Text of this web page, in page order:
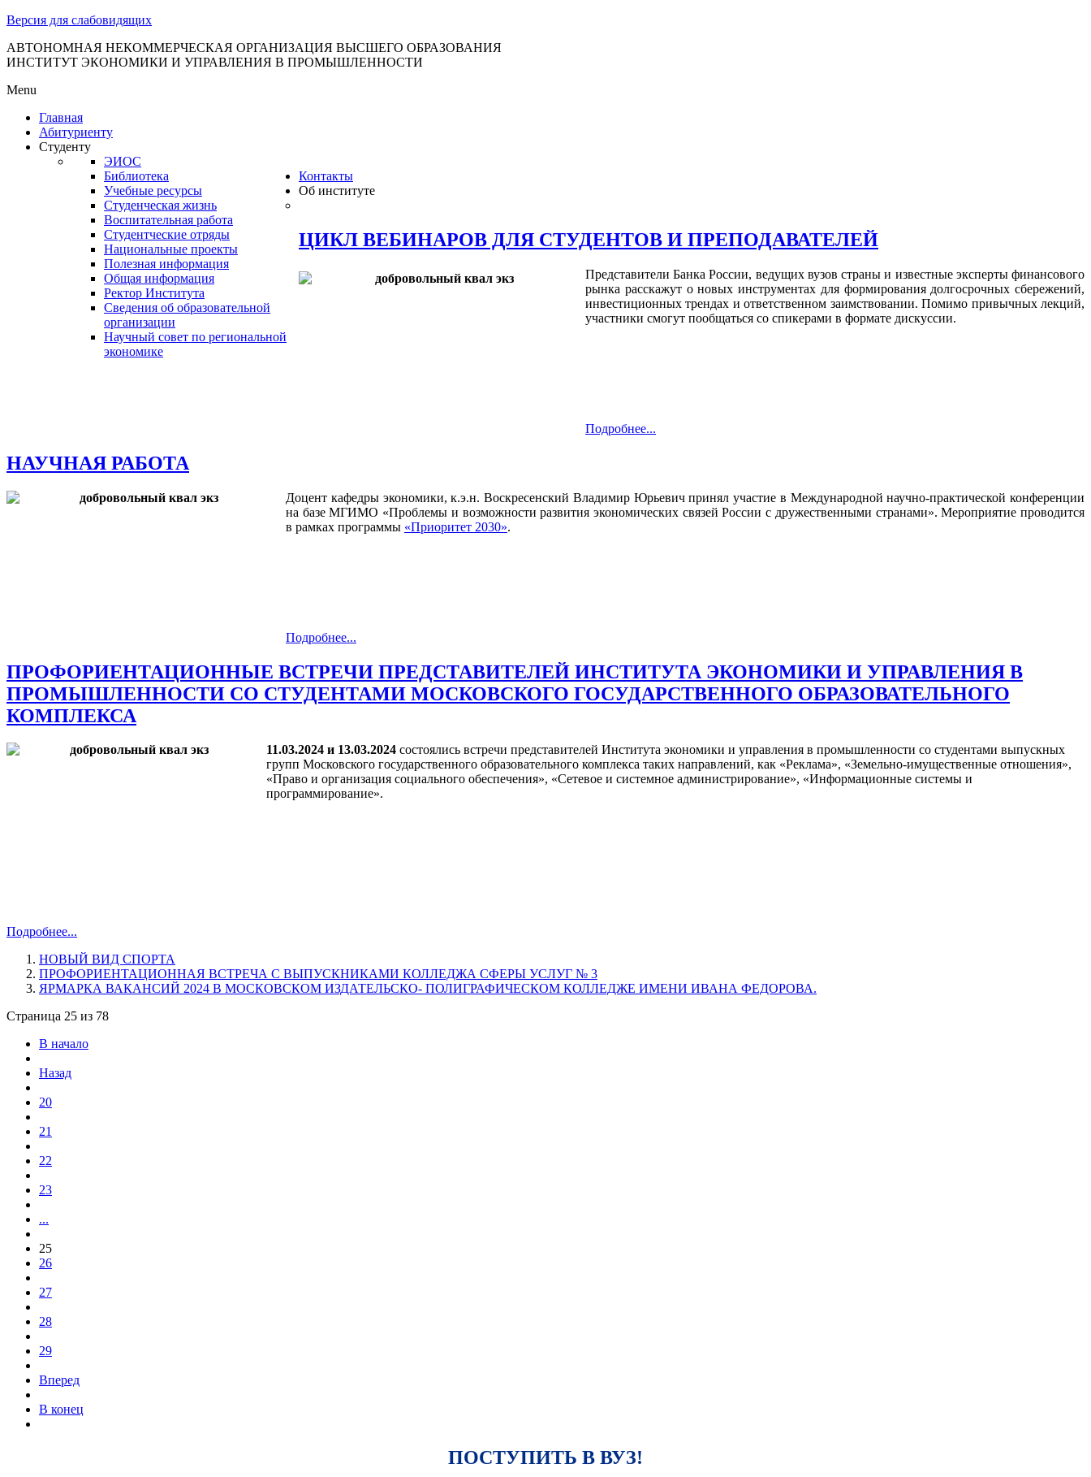
Версия для слабовидящих
АВТОНОМНАЯ НЕКОММЕРЧЕСКАЯ ОРГАНИЗАЦИЯ ВЫСШЕГО ОБРАЗОВАНИЯ
ИНСТИТУТ ЭКОНОМИКИ И УПРАВЛЕНИЯ В ПРОМЫШЛЕННОСТИ
Menu
Главная
Абитуриенту
Студенту
ЭИОС
Библиотека
Учебные ресурсы
Студенческая жизнь
Воспитательная работа
Студентческие отряды
Национальные проекты
Полезная информация
Контакты
Об институте
Общая информация
Ректор Института
Сведения об образовательной
организации
Научный совет по региональной
экономике
ЦИКЛ ВЕБИНАРОВ ДЛЯ СТУДЕНТОВ И ПРЕПОДАВАТЕЛЕЙ
Представители Банка России, ведущих вузов страны и известные эксперты финансового
рынка расскажут о новых инструментах для формирования долгосрочных сбережений,
инвестиционных трендах и ответственном заимствовании. Помимо привычных лекций,
участники смогут пообщаться со спикерами в формате дискуссии.
Подробнее...
НАУЧНАЯ РАБОТА
Доцент кафедры экономики, к.э.н. Воскресенский Владимир Юрьевич принял участие в Международной научно-практической конференции
на базе МГИМО «Проблемы и возможности развития экономических связей России с дружественными странами». Мероприятие проводится
в рамках программы «Приоритет 2030».
Подробнее...
ПРОФОРИЕНТАЦИОННЫЕ ВСТРЕЧИ ПРЕДСТАВИТЕЛЕЙ ИНСТИТУТА ЭКОНОМИКИ И УПРАВЛЕНИЯ В
ПРОМЫШЛЕННОСТИ СО СТУДЕНТАМИ МОСКОВСКОГО ГОСУДАРСТВЕННОГО ОБРАЗОВАТЕЛЬНОГО
КОМПЛЕКСА
11.03.2024 и 13.03.2024 состоялись встречи представителей Института экономики и управления в промышленности со студентами выпускных
групп Московского государственного образовательного комплекса таких направлений, как «Реклама», «Земельно-имущественные отношения»,
«Право и организация социального обеспечения», «Сетевое и системное администрирование», «Информационные системы и
программирование».
Подробнее...
НОВЫЙ ВИД СПОРТА
ПРОФОРИЕНТАЦИОННАЯ ВСТРЕЧА С ВЫПУСКНИКАМИ КОЛЛЕДЖА СФЕРЫ УСЛУГ № 3
ЯРМАРКА ВАКАНСИЙ 2024 В МОСКОВСКОМ ИЗДАТЕЛЬСКО- ПОЛИГРАФИЧЕСКОМ КОЛЛЕДЖЕ ИМЕНИ ИВАНА ФЕДОРОВА.
Страница 25 из 78
В начало
Назад
20
21
22
23
...
25
26
27
28
29
Вперед
В конец
ПОСТУПИТЬ В ВУЗ!